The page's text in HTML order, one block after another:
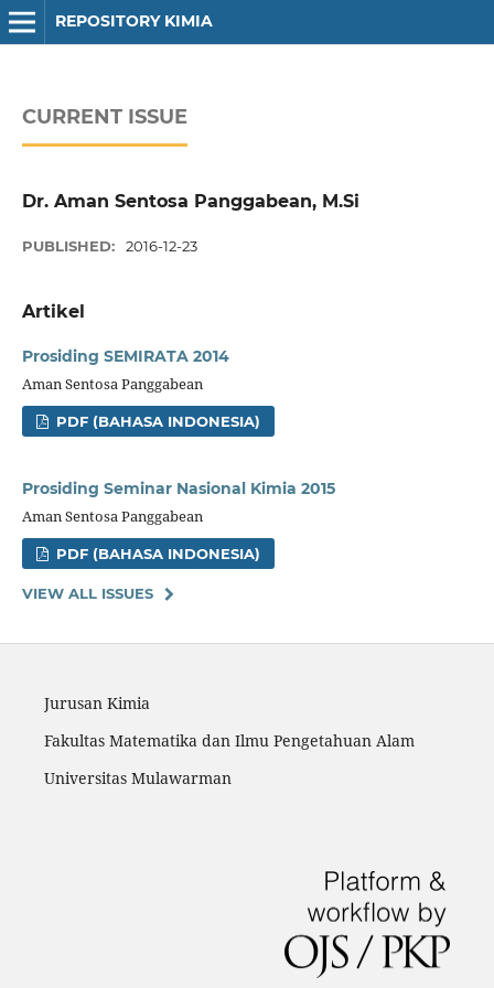
REPOSITORY KIMIA
CURRENT ISSUE
Dr. Aman Sentosa Panggabean, M.Si
PUBLISHED: 2016-12-23
Artikel
Prosiding SEMIRATA 2014
Aman Sentosa Panggabean
PDF (BAHASA INDONESIA)
Prosiding Seminar Nasional Kimia 2015
Aman Sentosa Panggabean
PDF (BAHASA INDONESIA)
VIEW ALL ISSUES
Jurusan Kimia
Fakultas Matematika dan Ilmu Pengetahuan Alam
Universitas Mulawarman